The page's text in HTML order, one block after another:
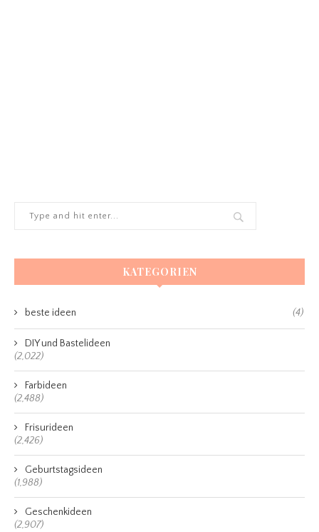
KATEGORIEN
beste ideen (4)
DIY und Bastelideen
(2,022)
Farbideen
(2,488)
Frisurideen
(2,426)
Geburtstagsideen
(1,988)
Geschenkideen
(2,907)